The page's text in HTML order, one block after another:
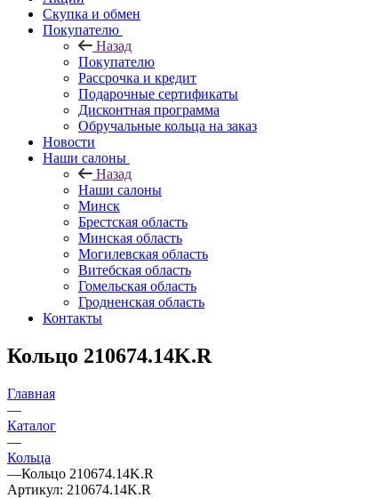
Скупка и обмен
Покупателю
Назад
Покупателю
Рассрочка и кредит
Подарочные сертификаты
Дисконтная программа
Обручальные кольца на заказ
Новости
Наши салоны
Назад
Наши салоны
Минск
Брестская область
Минская область
Могилевская область
Витебская область
Гомельская область
Гродненская область
Контакты
Кольцо 210674.14K.R
Главная
—
Каталог
—
Кольца
—Кольцо 210674.14K.R
Артикул: 210674.14K.R